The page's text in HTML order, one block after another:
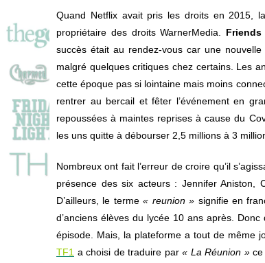
Quand Netflix avait pris les droits en 2015,
propriétaire des droits WarnerMedia.
Friends
succès était au rendez-vous car une
malgré quelques critiques chez certains. Les
cette époque pas si lointaine mais moins
rentrer au bercail et fêter l’événement en
repoussées à maintes reprises à cause du
les uns quitte à débourser 2,5 millions à 3
Nombreux ont fait l’erreur de croire qu’il
présence des six acteurs : Jennifer Aniston,
D’ailleurs, le terme« reunion » signifie en
d’anciens élèves du lycée 10 ans après.
épisode. Mais, la plateforme a tout de même
TF1 a choisi de traduire par« La Réunion »ce